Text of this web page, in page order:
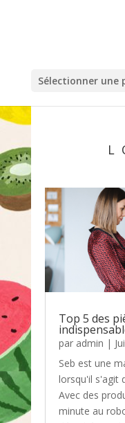
Sélectionner une
Top 5 des
par admin |
Seb est une
lorsqu'il s'agit
Avec des
minute au